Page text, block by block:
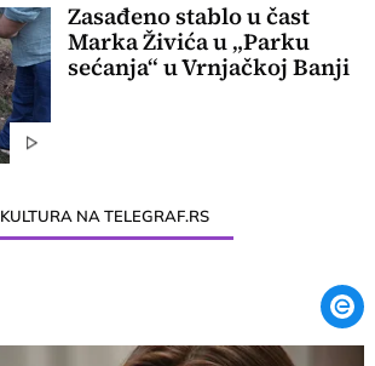
Zasađeno stablo u čast
Marka Živića u „Parku
sećanja“ u Vrnjačkoj Banji
KULTURA NA TELEGRAF.RS